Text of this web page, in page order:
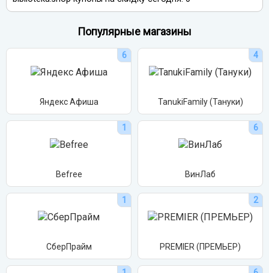
Популярные магазины
6
Яндекс Афиша
4
TanukiFamily (Тануки)
1
Befree
6
ВинЛаб
1
СберПрайм
2
PREMIER (ПРЕМЬЕР)